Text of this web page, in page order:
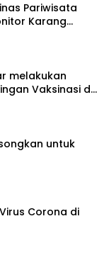
Pariwisata
Karang
melakukan
Vaksinasi di
untuk
Corona di